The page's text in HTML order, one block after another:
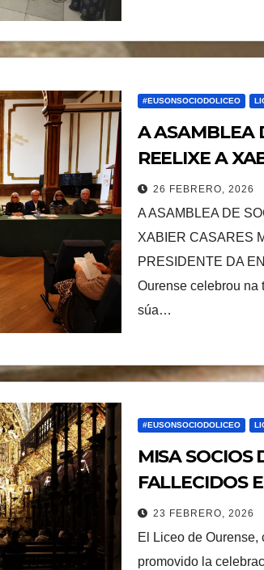
#EUSONSOCIODOLICEO
A ASAMBLEA
REELIXE A
MOURIÑO
ENTIDE
26 FEBRERO, 2026
A ASAMBLEA DE
XABIER CASARES
PRESIDENTE DA
Ourense celebrou na
súa…
#EUSONSOCIODOLICEO
MISA SOCIOS
FALLECIDOS
23 FEBRERO, 2026
El Liceo de
promovido la